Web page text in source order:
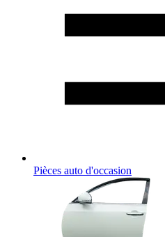
Pièces auto d'occasion